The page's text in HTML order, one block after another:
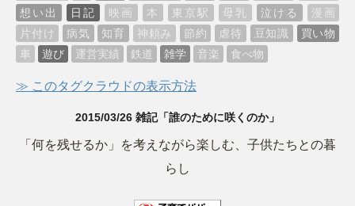
想い出
日記 映画 本 東京駅 母乳 泣ける
漫画
片付け
病気 知育 神頼み 節約 虐待 豆知識
買い物
車
遊び 運営実績 鉄道 雑学 音楽 食べ物
≫ このタグクラウドの表示方法
2015/03/26 雑記「誰のために咲くのか」
「何を残せるか」を考えながら楽しむ、子供たちとの暮
らし